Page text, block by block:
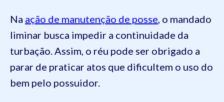
Na ação de manutenção de posse, o mandado
liminar busca impedir a continuidade da
turbação. Assim, o réu pode ser obrigado a
parar de praticar atos que dificultem o uso do
bem pelo possuidor.